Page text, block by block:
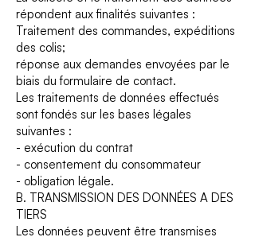
répondent aux finalités suivantes :
Traitement des commandes, expéditions
des colis;
réponse aux demandes envoyées par le
biais du formulaire de contact.
Les traitements de données effectués
sont fondés sur les bases légales
suivantes :
- exécution du contrat
- consentement du consommateur
- obligation légale.
B. TRANSMISSION DES DONNÉES A DES
TIERS
Les données peuvent être transmises